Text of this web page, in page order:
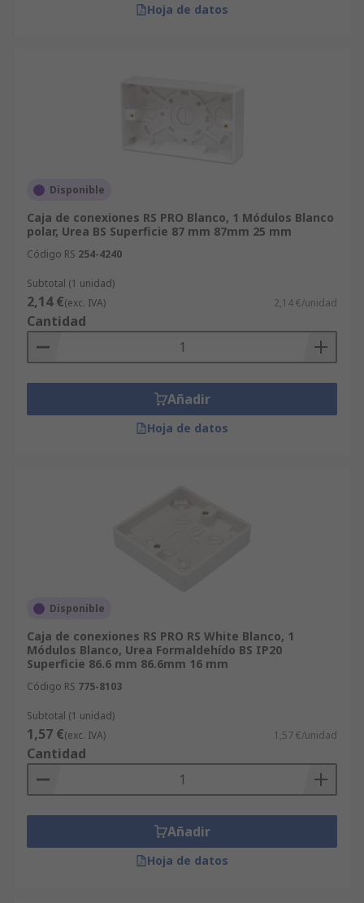
Hoja de datos
Disponible
Caja de conexiones RS PRO Blanco, 1 Módulos Blanco
polar, Urea BS Superficie 87 mm 87mm 25 mm
Código RS 254-4240
Subtotal (1 unidad)
2,14 €(exc. IVA) 2,14 €/unidad
Cantidad
Añadir
Hoja de datos
Disponible
Caja de conexiones RS PRO RS White Blanco, 1
Módulos Blanco, Urea Formaldehído BS IP20
Superficie 86.6 mm 86.6mm 16 mm
Código RS 775-8103
Subtotal (1 unidad)
1,57 €(exc. IVA) 1,57 €/unidad
Cantidad
Añadir
Hoja de datos